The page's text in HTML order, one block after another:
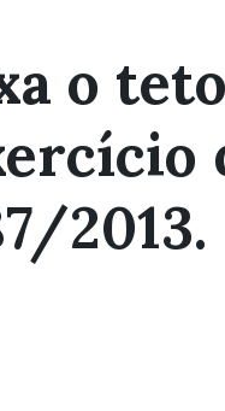
o
2013.